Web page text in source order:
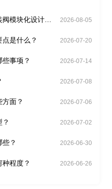
模块化设计有
2026-08-05
是什么？ 2026-07-20
事项？ 2026-07-14
2026-07-08
面？ 2026-07-06
2026-07-02
？ 2026-06-30
程度？ 2026-06-26